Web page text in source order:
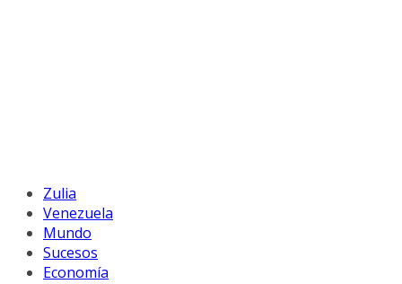
Zulia
Venezuela
Mundo
Sucesos
Economía